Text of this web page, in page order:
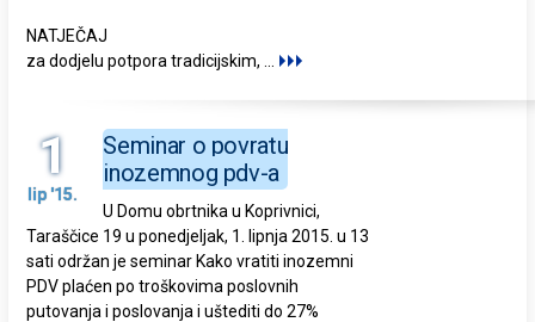
NATJEČAJ
za dodjelu potpora tradicijskim,
1
lip '15.
Seminar o povratu
inozemnog pdv-a
U Domu obrtnika u Koprivnici,
Taraščice 19 u ponedjeljak, 1. lipnja 2015. u 13
sati održan je seminar Kako vratiti inozemni
PDV plaćen po troškovima poslovnih
putovanja i poslovanja i uštediti do 27%